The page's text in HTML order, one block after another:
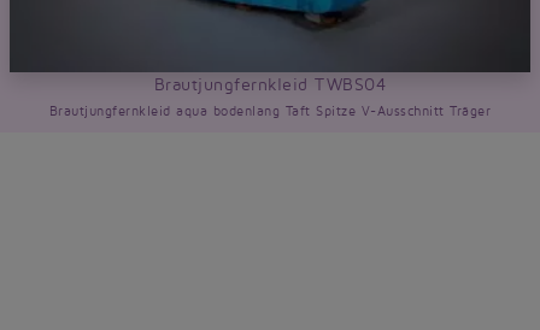
Brautjungfernkleid TWBS04
Brautjungfernkleid aqua bodenlang Taft Spitze V-Ausschnitt Träger